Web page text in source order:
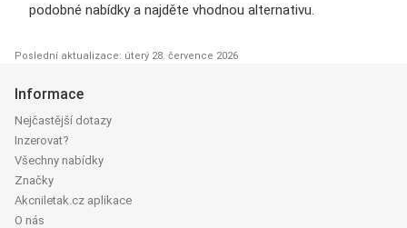
podobné nabídky a najděte vhodnou alternativu.
Poslední aktualizace: úterý 28. července 2026
Informace
Nejčastější dotazy
Inzerovat?
Všechny nabídky
Značky
Akcniletak.cz aplikace
O nás